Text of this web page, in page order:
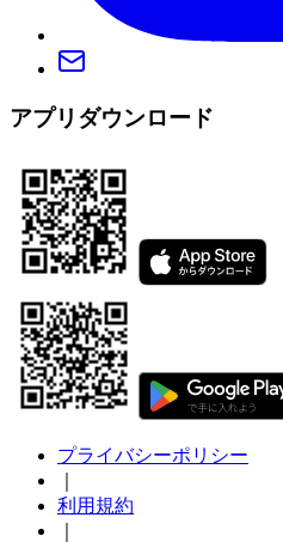
アプリダウンロード
プライバシーポリシー
利用規約